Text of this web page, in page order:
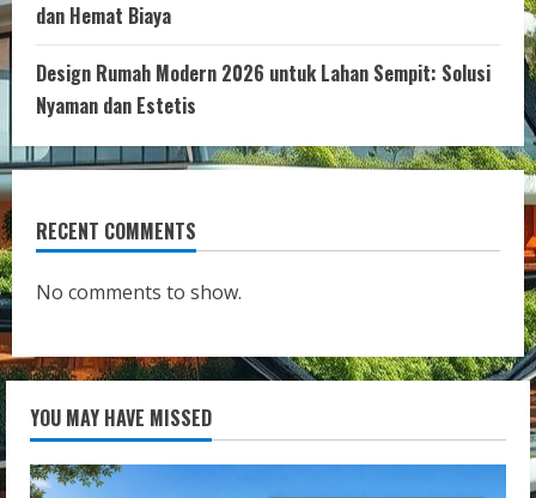
dan Hemat Biaya
Design Rumah Modern 2026 untuk Lahan Sempit: Solusi
Nyaman dan Estetis
RECENT COMMENTS
No comments to show.
YOU MAY HAVE MISSED